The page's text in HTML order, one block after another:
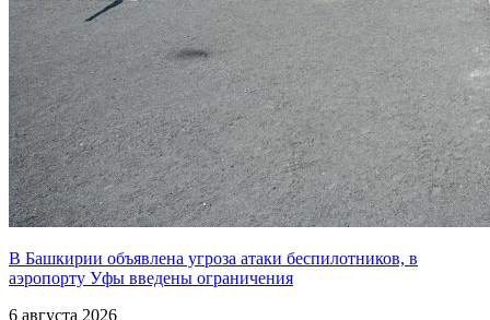
В Башкирии объявлена угроза атаки беспилотников, в
аэропорту Уфы введены ограничения
6 августа 2026